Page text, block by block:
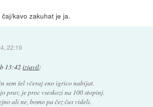
kavo zakuhat je ja.
22:19
13:42 izjavil:
sem šel včeraj eno igrico nabijat.
prav, je proc vseskozi na 100 stopinj.
ali ne, bomo pa čez čas videli.